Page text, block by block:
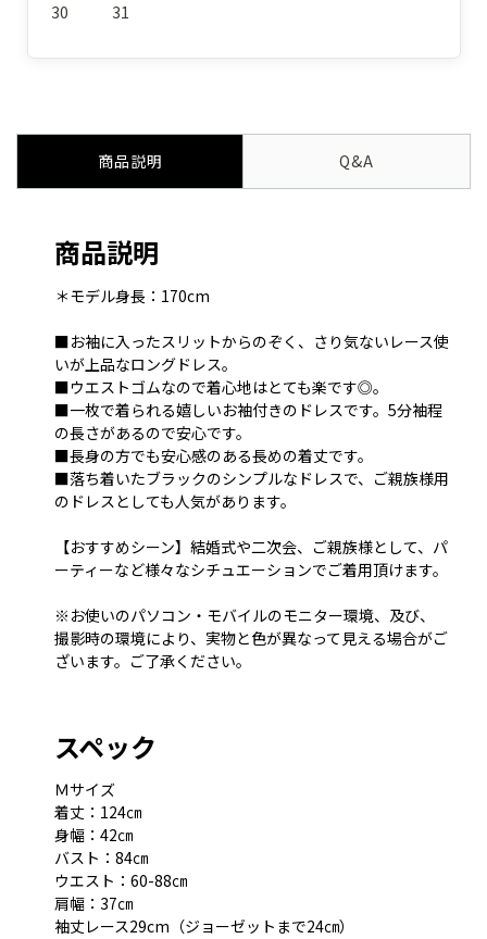
30 31
商品説明 Q&A
商品説明
＊モデル身長：170cm
■お袖に入ったスリットからのぞく、さり気ないレース使
いが上品なロングドレス。
■ウエストゴムなので着心地はとても楽です◎。
■一枚で着られる嬉しいお袖付きのドレスです。5分袖程
の長さがあるので安心です。
■長身の方でも安心感のある長めの着丈です。
■落ち着いたブラックのシンプルなドレスで、ご親族様用
のドレスとしても人気があります。
【おすすめシーン】結婚式や二次会、ご親族様として、パ
ーティーなど様々なシチュエーションでご着用頂けます。
※お使いのパソコン・モバイルのモニター環境、及び、
撮影時の環境により、実物と色が異なって見える場合がご
ざいます。ご了承ください。
スペック
Ｍサイズ
着丈：124㎝
身幅：42㎝
バスト：84㎝
ウエスト：60-88㎝
肩幅：37㎝
袖丈レース29cm（ジョーゼットまで24㎝）